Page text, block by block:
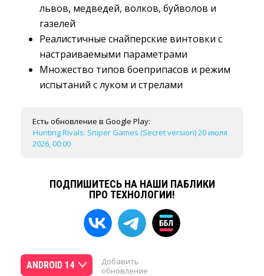
львов, медведей, волков, буйволов и
газелей
Реалистичные снайперские винтовки с
настраиваемыми параметрами
Множество типов боеприпасов и режим
испытаний с луком и стрелами
Есть обновление в Google Play:
Hunting Rivals: Sniper Games (Secret version) 20 июля
2026, 00:00
ПОДПИШИТЕСЬ НА НАШИ ПАБЛИКИ
ПРО ТЕХНОЛОГИИ!
ANDROID 14
Добавить
обновление